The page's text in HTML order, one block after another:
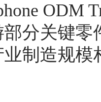
ODM
分关键零
制造规模